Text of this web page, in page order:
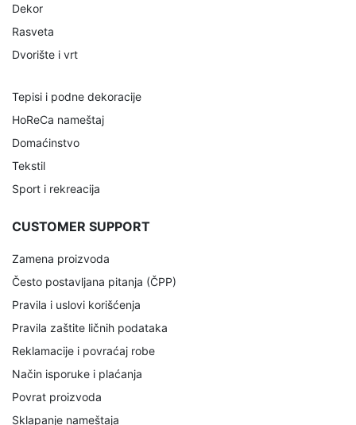
Dekor
Rasveta
Dvorište i vrt
Tepisi i podne dekoracije
HoReCa nameštaj
Domaćinstvo
Tekstil
Sport i rekreacija
CUSTOMER SUPPORT
Zamena proizvoda
Često postavljana pitanja (ČPP)
Pravila i uslovi korišćenja
Pravila zaštite ličnih podataka
Reklamacije i povraćaj robe
Način isporuke i plaćanja
Povrat proizvoda
Sklapanje nameštaja